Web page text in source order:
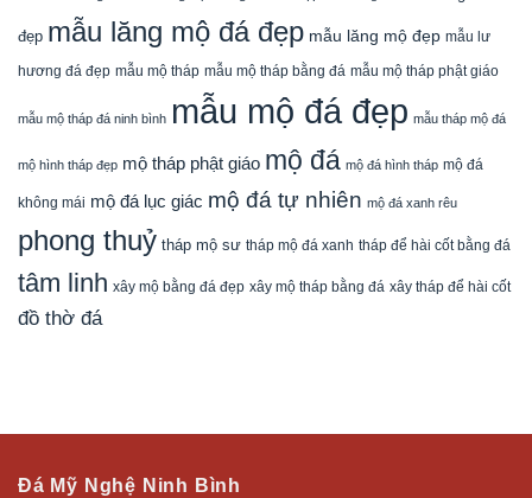
đẹp mẫu lăng mộ đá đẹp mẫu lăng mộ đẹp mẫu lư
hương đá đẹp mẫu mộ tháp mẫu mộ tháp bằng đá mẫu mộ tháp phật giáo
mẫu mộ tháp đá ninh bình mẫu mộ đá đẹp mẫu tháp mộ đá
mộ hình tháp đẹp mộ tháp phật giáo mộ đá mộ đá hình tháp mộ đá
không mái mộ đá lục giác mộ đá tự nhiên mộ đá xanh rêu
phong thuỷ tháp mộ sư tháp mộ đá xanh tháp để hài cốt bằng đá
tâm linh xây mộ bằng đá đẹp xây mộ tháp bằng đá xây tháp để hài cốt
đồ thờ đá
Đá Mỹ Nghệ Ninh Bình